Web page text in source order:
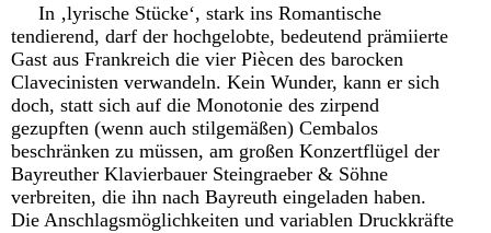
In ‚lyrische Stücke‘, stark ins Romantische
tendierend, darf der hochgelobte, bedeutend prämiierte
Gast aus Frankreich die vier Piècen des barocken
Clavecinisten verwandeln. Kein Wunder, kann er sich
doch, statt sich auf die Monotonie des zirpend
gezupften (wenn auch stilgemäßen) Cembalos
beschränken zu müssen, am großen Konzertflügel der
Bayreuther Klavierbauer Steingraeber & Söhne
verbreiten, die ihn nach Bayreuth eingeladen haben.
Die Anschlagsmöglichkeiten und variablen Druckkräfte